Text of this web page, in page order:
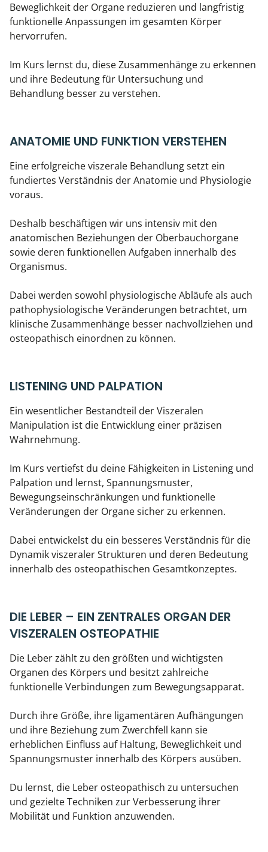
Beweglichkeit der Organe reduzieren und langfristig
funktionelle Anpassungen im gesamten Körper
hervorrufen.
Im Kurs lernst du, diese Zusammenhänge zu erkennen
und ihre Bedeutung für Untersuchung und
Behandlung besser zu verstehen.
ANATOMIE UND FUNKTION VERSTEHEN
Eine erfolgreiche viszerale Behandlung setzt ein
fundiertes Verständnis der Anatomie und Physiologie
voraus.
Deshalb beschäftigen wir uns intensiv mit den
anatomischen Beziehungen der Oberbauchorgane
sowie deren funktionellen Aufgaben innerhalb des
Organismus.
Dabei werden sowohl physiologische Abläufe als auch
pathophysiologische Veränderungen betrachtet, um
klinische Zusammenhänge besser nachvollziehen und
osteopathisch einordnen zu können.
LISTENING UND PALPATION
Ein wesentlicher Bestandteil der Viszeralen
Manipulation ist die Entwicklung einer präzisen
Wahrnehmung.
Im Kurs vertiefst du deine Fähigkeiten in Listening und
Palpation und lernst, Spannungsmuster,
Bewegungseinschränkungen und funktionelle
Veränderungen der Organe sicher zu erkennen.
Dabei entwickelst du ein besseres Verständnis für die
Dynamik viszeraler Strukturen und deren Bedeutung
innerhalb des osteopathischen Gesamtkonzeptes.
DIE LEBER – EIN ZENTRALES ORGAN DER
VISZERALEN OSTEOPATHIE
Die Leber zählt zu den größten und wichtigsten
Organen des Körpers und besitzt zahlreiche
funktionelle Verbindungen zum Bewegungsapparat.
Durch ihre Größe, ihre ligamentären Aufhängungen
und ihre Beziehung zum Zwerchfell kann sie
erheblichen Einfluss auf Haltung, Beweglichkeit und
Spannungsmuster innerhalb des Körpers ausüben.
Du lernst, die Leber osteopathisch zu untersuchen
und gezielte Techniken zur Verbesserung ihrer
Mobilität und Funktion anzuwenden.